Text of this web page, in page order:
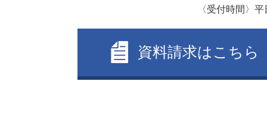
〈受付時間〉
資料請求はこちら